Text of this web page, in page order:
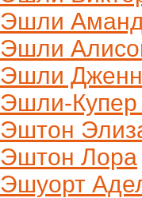
Эшли
Эшли
Эшли
Эшли-Купер
Эштон
Эштон Лора
Эшуорт